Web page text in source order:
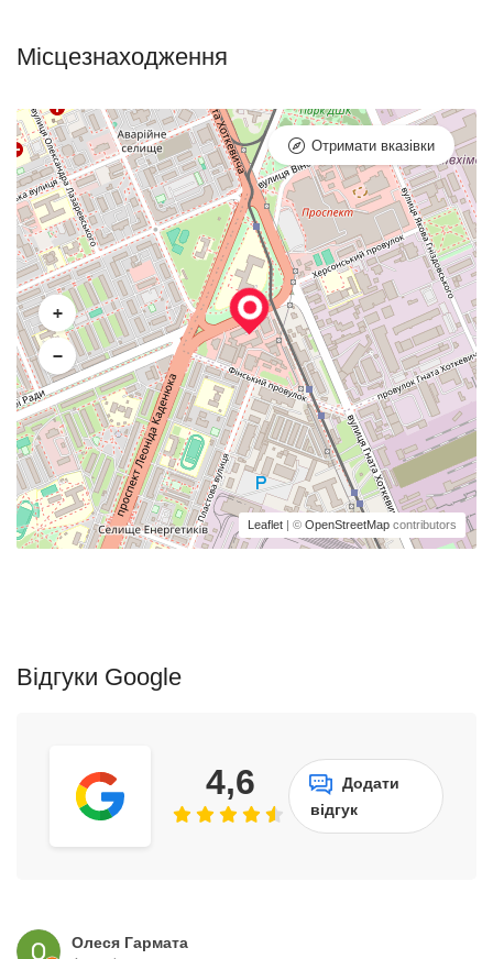
Місцезнаходження
+
−
Leaflet | © OpenStreetMap contributors
Отримати вказівки
Відгуки Google
4,6
Додати
відгук
Олеся Гармата